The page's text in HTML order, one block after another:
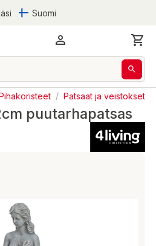
Suomi
/ Patsaat ja veistokset
puutarhapatsas